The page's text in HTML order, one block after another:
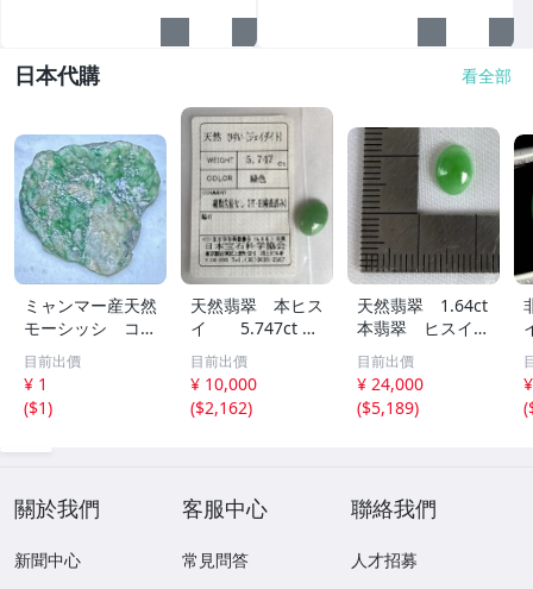
日本代購 看全部
ミャンマー産天然
モーシッシ コス
モクロア 翡翠輝
石 原石20.16g^
^激レア石^ ^
目前出價
¥ 1
($1)
天然翡翠 本ヒス
イ 5.747ct 日
宝協ソーティン
グ ルース
天然ひすい
目前出價
¥ 10,000
($2,162)
天然翡翠 1.64ct
本翡翠 ヒスイ
ジェイダイト ル
ース
目前出價
¥ 24,000
($5,189)
(
關於我們
新聞中心
客服中心
常見問答
聯絡我們
人才招募